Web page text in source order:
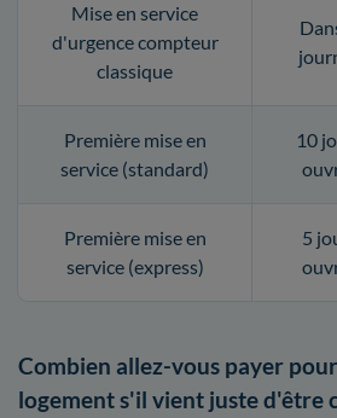
Mise en service
d'urgence compteur
classique
Première mise en
service (standard)
10
Première mise en
service (express)
5
Combien allez-vous payer
logement s'il vient juste d'être